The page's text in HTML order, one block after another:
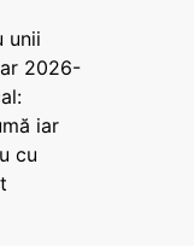
unii
2026-
iar
cu